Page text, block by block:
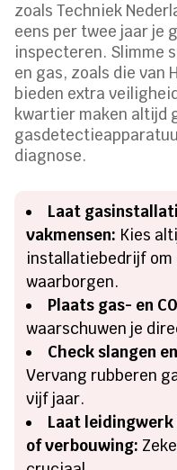
zoals Techniek
eens per twee jaar je
inspecteren. Slimme
en gas, zoals die van
bieden extra
kwartier maken altijd
diagnose.
Laat
vakmensen: Kies
installatiebedrijf
waarborgen.
Plaats gas- en
waarschuwen je
Check slangen
Vervang rubberen
vijf jaar.
Laat
of verbouwing: